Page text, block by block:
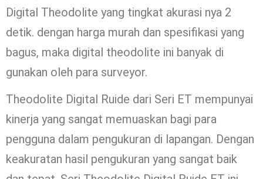
Digital Theodolite yang tingkat akurasi nya 2
detik. dengan harga murah dan spesifikasi yang
bagus, maka digital theodolite ini banyak di
gunakan oleh para surveyor.
Theodolite Digital Ruide dari Seri ET mempunyai
kinerja yang sangat memuaskan bagi para
pengguna dalam pengukuran di lapangan. Dengan
keakuratan hasil pengukuran yang sangat baik